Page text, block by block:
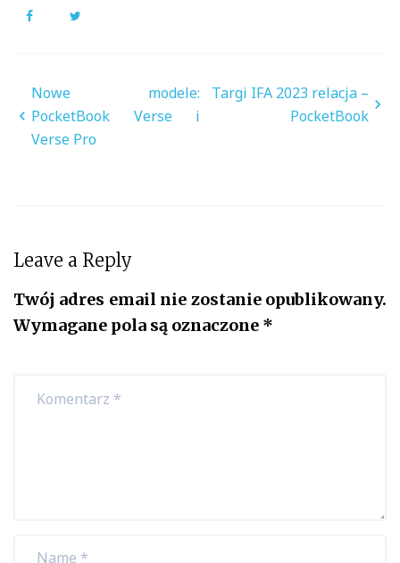
Facebook
Nawigacja
wpisu
Nowe modele:
PocketBook Verse i
Verse Pro
Targi IFA 2023 relacja –
PocketBook
Leave a Reply
Twój adres email nie zostanie opublikowany.
Wymagane pola są oznaczone *